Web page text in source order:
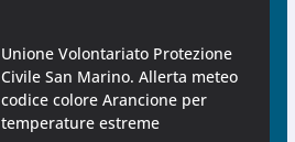
Unione Volontariato Protezione
Civile San Marino. Allerta meteo
codice colore Arancione per
temperature estreme